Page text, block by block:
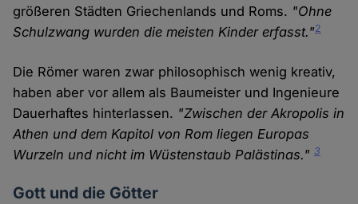
größeren Städten Griechenlands und Roms. "Ohne
Schulzwang wurden die meisten Kinder erfasst."2
Die Römer waren zwar philosophisch wenig kreativ,
haben aber vor allem als Baumeister und Ingenieure
Dauerhaftes hinterlassen. "Zwischen der Akropolis in
Athen und dem Kapitol von Rom liegen Europas
Wurzeln und nicht im Wüstenstaub Palästinas."3
Gott und die Götter